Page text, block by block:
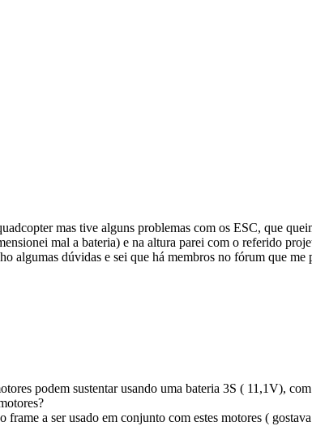
mas tive alguns problemas com os ESC, que
mal a bateria) e na altura parei com o referido
algumas dúvidas e sei que há membros no fórum que me
podem sustentar usando uma bateria 3S ( 11,1V),
a ser usado em conjunto com estes motores (